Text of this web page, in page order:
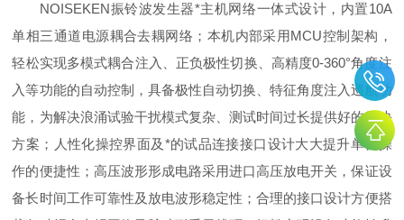
NOISEKEN振铃波发生器*主机网络一体式设计，内置10A
单相三通道电源耦合去耦网络；本机内部采用MCU控制架构，
轻松实现多模式耦合注入、正负极性切换、高精度0-360°角度注
入等功能的自动控制，具备极性自动切换、特征角度注入巡航功
能，为解决浪涌试验干扰模式复杂、测试时间过长提供好的解决
方案；人性化操控界面及*的试品连接接口设计大大提升单机操
作的便捷性；高压波形形成电路采用进口高压放电开关，保证设
备长时间工作可靠性及放电波形稳定性；合理的接口设计方便搭